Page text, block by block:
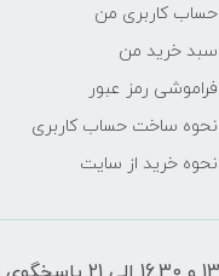
حساب کاربری من
سبد خرید من
فراموشی رمز عبور
نحوه ساخت حساب کاربری
نحوه خرید از سایت